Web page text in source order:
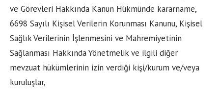
ve Görevleri Hakkında Kanun Hükmünde kararname,
6698 Sayılı Kişisel Verilerin Korunması Kanunu, Kişisel
Sağlık Verilerinin İşlenmesini ve Mahremiyetinin
Sağlanması Hakkında Yönetmelik ve ilgili diğer
mevzuat hükümlerinin izin verdiği kişi/kurum ve/veya
kuruluşlar,